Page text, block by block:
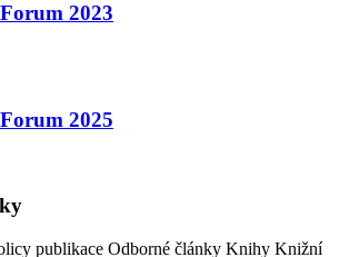
2023
2025
publikace Odborné články Knihy Knižní